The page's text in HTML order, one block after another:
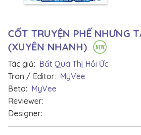
CỐT TRUYỆN PHẾ NHƯNG
(XUYÊN NHANH)
Tác giả: Bất Quá Thị Hồi Ức
Tran / Editor: MyVee
Beta: MyVee
Reviewer:
Designer: